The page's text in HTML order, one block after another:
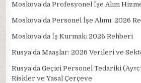
Moskova’da Profesyonel İşe Alım
Moskova’da Personel İşe Alımı: 2026
Moskova’da İş Kurmak: 2026 Rehberi
Rusya’da Maaşlar: 2026 Verileri ve
Rusya’da Geçici Personel Tedariki
Riskler ve Yasal Çerçeve